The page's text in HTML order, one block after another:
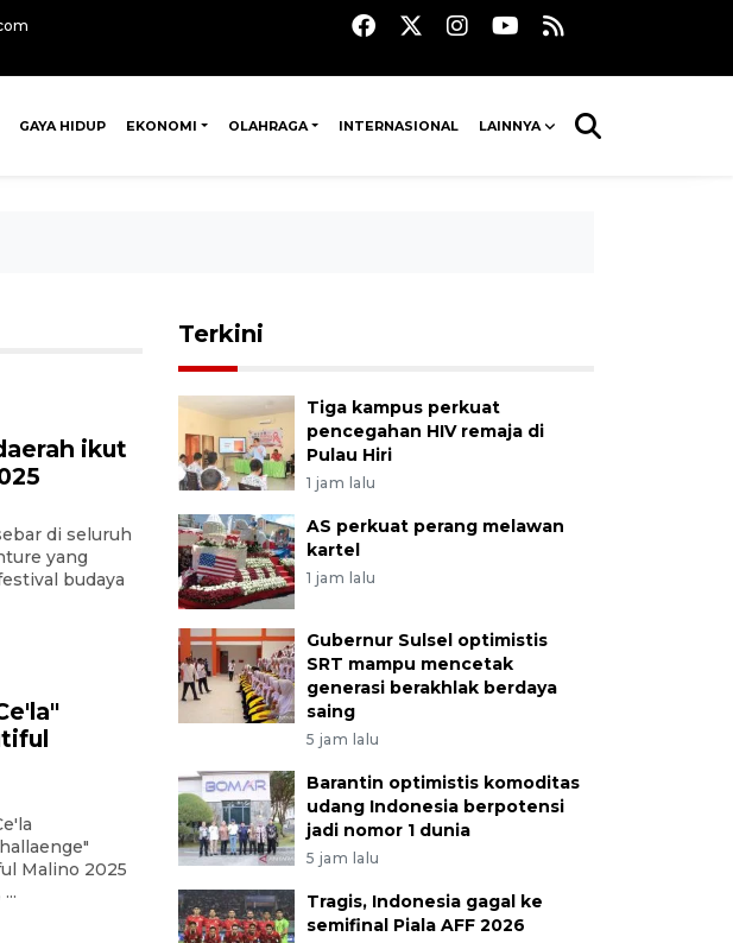
GAYA HIDUP EKONOMI OLAHRAGA INTERNASIONAL LAINNYA
ikut
di seluruh
yang
budaya
Malino 2025
Terkini
Tiga kampus perkuat
pencegahan HIV remaja di
Pulau Hiri
1 jam lalu
AS perkuat perang melawan
kartel
1 jam lalu
Gubernur Sulsel optimistis
SRT mampu mencetak
generasi berakhlak berdaya
saing
5 jam lalu
Barantin optimistis komoditas
udang Indonesia berpotensi
jadi nomor 1 dunia
5 jam lalu
Tragis, Indonesia gagal ke
semifinal Piala AFF 2026